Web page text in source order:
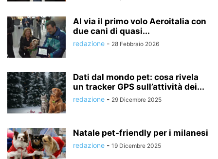
Al via il primo volo Aeroitalia con
due cani di quasi...
redazione - 28 Febbraio 2026
Dati dal mondo pet: cosa rivela
un tracker GPS sull’attività dei...
redazione - 29 Dicembre 2025
Natale pet-friendly per i milanesi
redazione - 19 Dicembre 2025